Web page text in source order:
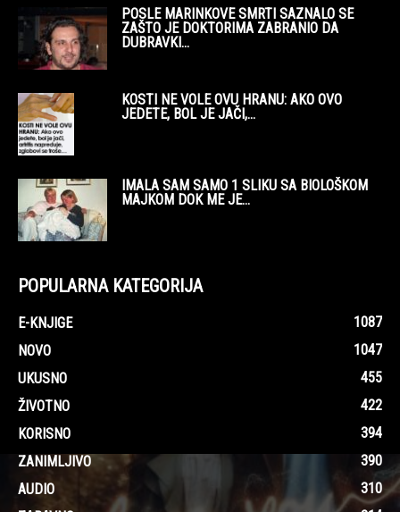
POSLE MARINKOVE SMRTI SAZNALO SE
ZAŠTO JE DOKTORIMA ZABRANIO DA
DUBRAVKI...
KOSTI NE VOLE OVU HRANU: AKO OVO
JEDETE, BOL JE JAČI,...
IMALA SAM SAMO 1 SLIKU SA BIOLOŠKOM
MAJKOM DOK ME JE...
POPULARNA KATEGORIJA
E-KNJIGE
1087
NOVO
1047
UKUSNO
455
ŽIVOTNO
422
KORISNO
394
ZANIMLJIVO
390
AUDIO
310